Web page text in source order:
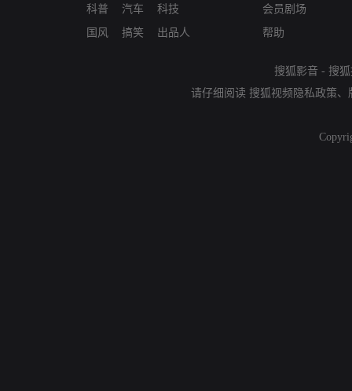
科普
国风
汽车
搞笑
科技
出品人
会员剧场
帮助
搜狐影音 - 搜
请仔细阅读 搜狐视频隐私政策、